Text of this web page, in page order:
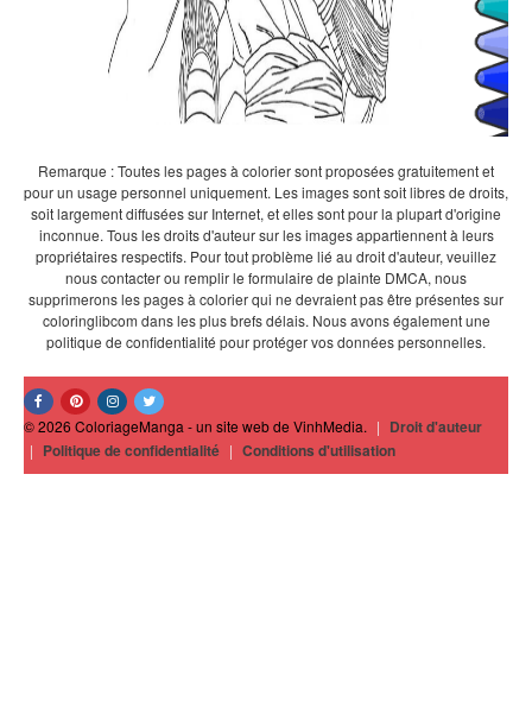
Remarque : Toutes les pages à colorier sont proposées gratuitement et
pour un usage personnel uniquement. Les images sont soit libres de droits,
soit largement diffusées sur Internet, et elles sont pour la plupart d'origine
inconnue. Tous les droits d'auteur sur les images appartiennent à leurs
propriétaires respectifs. Pour tout problème lié au droit d'auteur, veuillez
nous contacter ou remplir le formulaire de plainte DMCA, nous
supprimerons les pages à colorier qui ne devraient pas être présentes sur
coloringlibcom dans les plus brefs délais. Nous avons également une
politique de confidentialité pour protéger vos données personnelles.
© 2026 ColoriageManga - un site web de VinhMedia. | Droit d'auteur
| Politique de confidentialité | Conditions d'utilisation